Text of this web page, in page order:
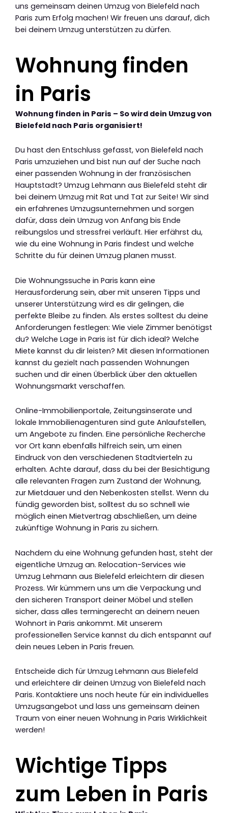
uns gemeinsam deinen Umzug von Bielefeld nach
Paris zum Erfolg machen! Wir freuen uns darauf, dich
bei deinem Umzug unterstützen zu dürfen.
Wohnung finden
in Paris
Wohnung finden in Paris – So wird dein Umzug von
Bielefeld nach Paris organisiert!
Du hast den Entschluss gefasst, von Bielefeld nach
Paris umzuziehen und bist nun auf der Suche nach
einer passenden Wohnung in der französischen
Hauptstadt? Umzug Lehmann aus Bielefeld steht dir
bei deinem Umzug mit Rat und Tat zur Seite! Wir sind
ein erfahrenes Umzugsunternehmen und sorgen
dafür, dass dein Umzug von Anfang bis Ende
reibungslos und stressfrei verläuft. Hier erfährst du,
wie du eine Wohnung in Paris findest und welche
Schritte du für deinen Umzug planen musst.
Die Wohnungssuche in Paris kann eine
Herausforderung sein, aber mit unseren Tipps und
unserer Unterstützung wird es dir gelingen, die
perfekte Bleibe zu finden. Als erstes solltest du deine
Anforderungen festlegen: Wie viele Zimmer benötigst
du? Welche Lage in Paris ist für dich ideal? Welche
Miete kannst du dir leisten? Mit diesen Informationen
kannst du gezielt nach passenden Wohnungen
suchen und dir einen Überblick über den aktuellen
Wohnungsmarkt verschaffen.
Online-Immobilienportale, Zeitungsinserate und
lokale Immobilienagenturen sind gute Anlaufstellen,
um Angebote zu finden. Eine persönliche Recherche
vor Ort kann ebenfalls hilfreich sein, um einen
Eindruck von den verschiedenen Stadtvierteln zu
erhalten. Achte darauf, dass du bei der Besichtigung
alle relevanten Fragen zum Zustand der Wohnung,
zur Mietdauer und den Nebenkosten stellst. Wenn du
fündig geworden bist, solltest du so schnell wie
möglich einen Mietvertrag abschließen, um deine
zukünftige Wohnung in Paris zu sichern.
Nachdem du eine Wohnung gefunden hast, steht der
eigentliche Umzug an. Relocation-Services wie
Umzug Lehmann aus Bielefeld erleichtern dir diesen
Prozess. Wir kümmern uns um die Verpackung und
den sicheren Transport deiner Möbel und stellen
sicher, dass alles termingerecht an deinem neuen
Wohnort in Paris ankommt. Mit unserem
professionellen Service kannst du dich entspannt auf
dein neues Leben in Paris freuen.
Entscheide dich für Umzug Lehmann aus Bielefeld
und erleichtere dir deinen Umzug von Bielefeld nach
Paris. Kontaktiere uns noch heute für ein individuelles
Umzugsangebot und lass uns gemeinsam deinen
Traum von einer neuen Wohnung in Paris Wirklichkeit
werden!
Wichtige Tipps
zum Leben in Paris